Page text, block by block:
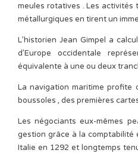
meules rotatives . Les
métallurgiques en tirent un
L’historien Jean Gimpel a
d’Europe occidentale
équivalente à une ou deux
La navigation maritime profite
boussoles , des premières
Les négociants eux-mêmes
gestion grâce à la comptabilité
Italie en 1292 et longtemps